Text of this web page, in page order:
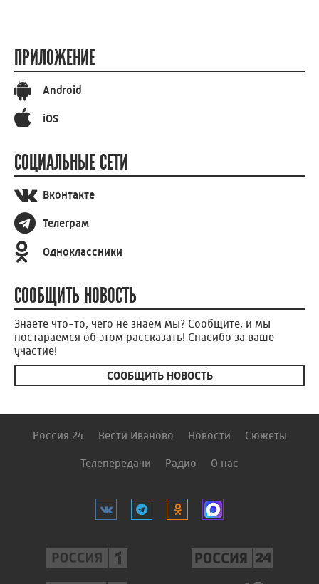
ПРИЛОЖЕНИЕ
Android
iOS
СОЦИАЛЬНЫЕ СЕТИ
Вконтакте
Телеграм
Одноклассники
СООБЩИТЬ НОВОСТЬ
Знаете что-то, чего не знаем мы? Сообщите, и мы
постараемся об этом рассказать! Спасибо за ваше
участие!
СООБЩИТЬ НОВОСТЬ
Россия 24 Вести Иваново Новости Сюжеты
Телепередачи Радио О нас